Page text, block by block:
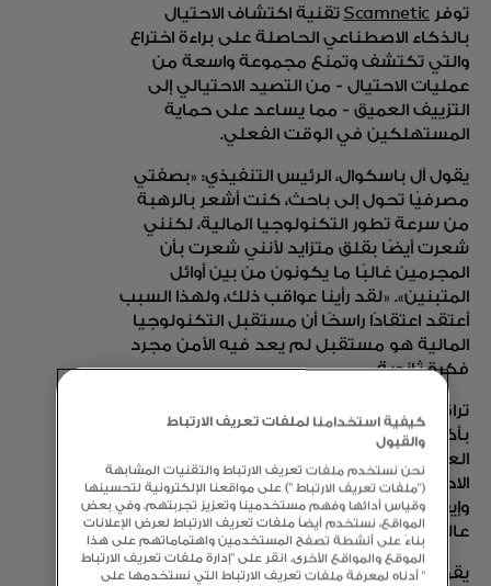
توفر Scamnetic تقنية اكتشاف الاحتيال
بالذكاء الاصطناعي الحاصلة على براءة اختراع
والتي تكتشف وتمنع مجموعة واسعة من
عمليات الاحتيال - من التصيد الاحتيالي إلى
التزييف العميق - مما يساعد على حماية
المستهلكين في الوقت الفعلي.
يقول آل باسكوال، الرئيس التنفيذي: «بصفتي
مصرفيًا تحول إلى باحث، كنت أشعر بالرهبة
من سرعة تطور التكنولوجيا المالية، لكنني
شعرت أيضًا بقلق متزايد لأنني شعرت بأن
المجرمين غالبًا ما يكونون من بين أوائل
المتبنين». «لقد رأينا عواقب ذلك، ولهذا السبب
أعتقد اعتقادًا راسخًا أن مستقبل التكنولوجيا
المالية هو مستقبل لم يعد فيه الأمن مجرد
فكرة ثانوية».
تراقب Spec
بشكل غير مرئي رحلة العميل
بأكملها أثناء المعاملة الرقمية لمساعدة
العلامات التجارية على اكتشاف عمليات
الاحتيال والروبوتات وإساءة الاستخدام
وإيقافها في الوقت الفعلي وعلى نطاق
عالمي.
يقول " نيت خارل، المؤسس المشارك والرئيس
كيفية استخدامنا لملفات تعريف الارتباط
والقبول
نحن نستخدم ملفات تعريف الارتباط والتقنيات المشابهة
("ملفات تعريف الارتباط ") على مواقعنا الإلكترونية لتحسينها
وقياس أدائها وفهم مستخدمينا وتعزيز تجربتهم. وفي بعض
المواقع، نستخدم أيضاً ملفات تعريف الارتباط لعرض الإعلانات
بناءً على أنشطة تصفح المستخدمين واهتماماتهم على هذا
الموقع والمواقع الأخرى. انقر على "إدارة ملفات تعريف الارتباط
" أدناه لمعرفة ملفات تعريف الارتباط التي نستخدمها على